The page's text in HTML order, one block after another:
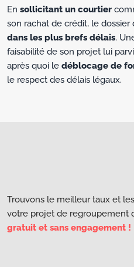
En sollicitant un courtier
son rachat de crédit, le dossier
dans les plus brefs délais.
faisabilité de son projet lui
après quoi le déblocage de
le respect des délais légaux.
Trouvons le meilleur taux et
votre projet de regroupement
gratuit et sans engagement !